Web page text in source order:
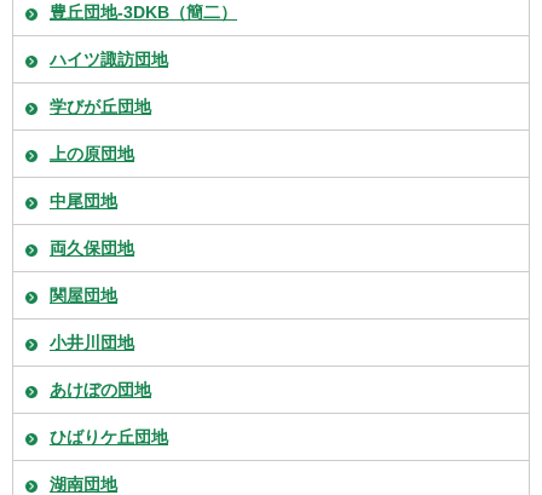
豊丘団地-3DKB（簡二）
ハイツ諏訪団地
学びが丘団地
上の原団地
中尾団地
両久保団地
関屋団地
小井川団地
あけぼの団地
ひばりケ丘団地
湖南団地